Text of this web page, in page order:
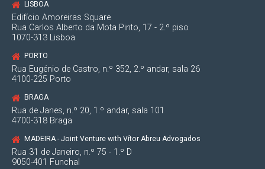
LISBOA
Edifício Amoreiras Square
Rua Carlos Alberto da Mota Pinto, 17 - 2.º piso
1070-313 Lisboa
PORTO
Rua Eugénio de Castro, n.º 352, 2.º andar, sala 26
4100-225 Porto
BRAGA
Rua de Janes, n.º 20, 1.º andar, sala 101
4700-318 Braga
MADEIRA - Joint Venture with Vítor Abreu Advogados
Rua 31 de Janeiro, n.º 75 - 1.º D
9050-401 Funchal